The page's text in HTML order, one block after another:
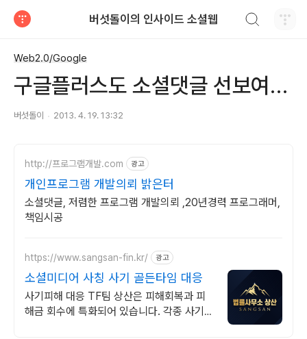
버섯돌이의 인사이드 소셜웹
Web2.0/Google
구글플러스도 소셜댓글 선보여…
버섯돌이 2013. 4. 19. 13:32
http://프로그램개발.com 광고
개인프로그램 개발의뢰 밝은터
소셜댓글, 저렴한 프로그램 개발의뢰 ,20년경력 프로그래머,
책임시공
https://www.sangsan-fin.kr/ 광고
소셜미디어 사칭 사기 골든타임 대응
사기피해 대응 TF팀 상산은 피해회복과 피
해금 회수에 특화되어 있습니다. 각종 사기